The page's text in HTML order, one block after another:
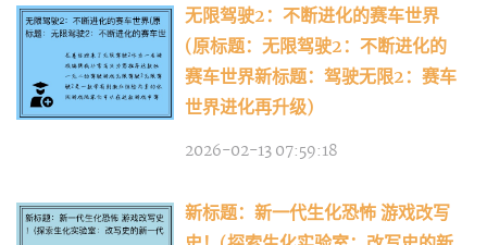
无限驾驶2：不断进化的赛车世界
(原标题：无限驾驶2：不断进化的
赛车世界新标题：驾驶无限2：赛车
世界进化再升级)
2026-02-13 07:59:18
新标题：新一代生化恐怖 游戏改写